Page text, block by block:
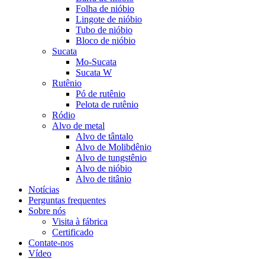
Folha de nióbio
Lingote de nióbio
Tubo de nióbio
Bloco de nióbio
Sucata
Mo-Sucata
Sucata W
Rutênio
Pó de rutênio
Pelota de rutênio
Ródio
Alvo de metal
Alvo de tântalo
Alvo de Molibdênio
Alvo de tungstênio
Alvo de nióbio
Alvo de titânio
Notícias
Perguntas frequentes
Sobre nós
Visita à fábrica
Certificado
Contate-nos
Vídeo